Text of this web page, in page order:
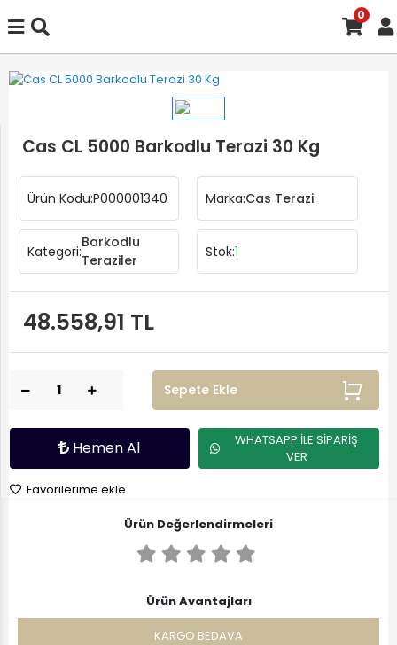
0
Cas CL 5000 Barkodlu Terazi 30 Kg
Ürün Kodu:P000001340 Marka:Cas Terazi
Kategori:
Barkodlu
Teraziler
Stok:1
48.558,91 TL
Sepete Ekle
Hemen Al
WHATSAPP İLE SİPARİŞ
VER
Favorilerime ekle
Ürün Değerlendirmeleri
Ürün Avantajları
KARGO BEDAVA